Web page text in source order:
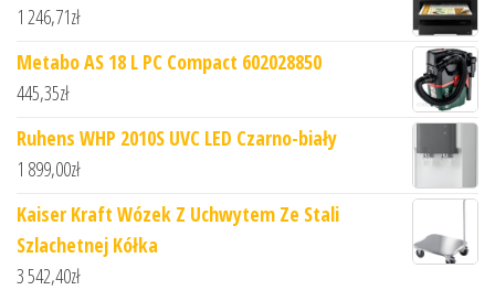
1 246,71zł
Metabo AS 18 L PC Compact 602028850
445,35zł
Ruhens WHP 2010S UVC LED Czarno-biały
1 899,00zł
Kaiser Kraft Wózek Z Uchwytem Ze Stali
Szlachetnej Kółka
3 542,40zł